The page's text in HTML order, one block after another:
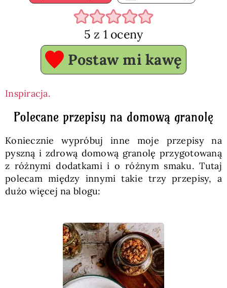
5 z 1 oceny
Postaw mi kawę
Inspiracja.
Polecane przepisy na domową granolę
Koniecznie wypróbuj inne moje przepisy na
pyszną i zdrową domową granolę przygotowaną
z różnymi dodatkami i o różnym smaku. Tutaj
polecam między innymi takie trzy przepisy, a
dużo więcej na blogu: